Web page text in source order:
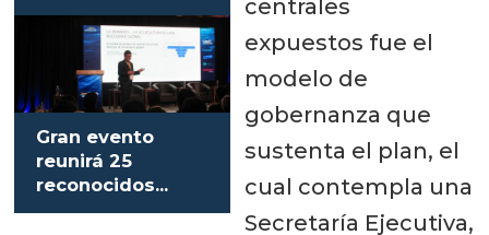
Organizada por el Club Innovación
Acuícola de Chile, se estima que
esta nueva edición convocará a
cerca de 450 participantes,
nacionales y extranjeros, quienes se
darán cita entre el 2 y 4 de
Gran evento
reunirá 25
reconocidos
expertos en
centrales
expuestos fue el
modelo de
gobernanza que
sustenta el plan, el
cual contempla una
Secretaría Ejecutiva,